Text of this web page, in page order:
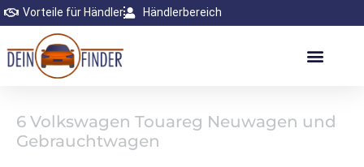
Vorteile für Händler Händlerbereich
6 Volkswagen Touareg Neuwagen und
Gebrauchtwagen